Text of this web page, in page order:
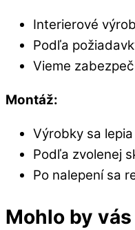
Interierové
Podľa
Vieme
Montáž:
Výrobky sa
Podľa zvolenej
Po nalepení sa
Mohlo by